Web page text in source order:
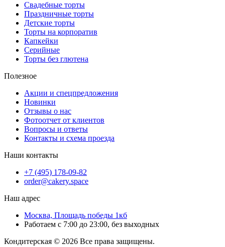
Свадебные торты
Праздничные торты
Детские торты
Торты на корпоратив
Капкейки
Серийные
Торты без глютена
Полезное
Акции и спецпредложения
Новинки
Отзывы о нас
Фотоотчет от клиентов
Вопросы и ответы
Контакты и схема проезда
Наши контакты
+7 (495) 178-09-82
order@cakery.space
Наш адрес
Москва, Площадь победы 1кб
Работаем с 7:00 до 23:00, без выходных
Кондитерская © 2026 Все права защищены.